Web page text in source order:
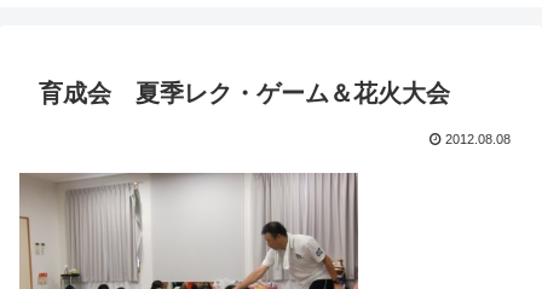
育成会 夏季レク・ゲーム＆花火大会
2012.08.08